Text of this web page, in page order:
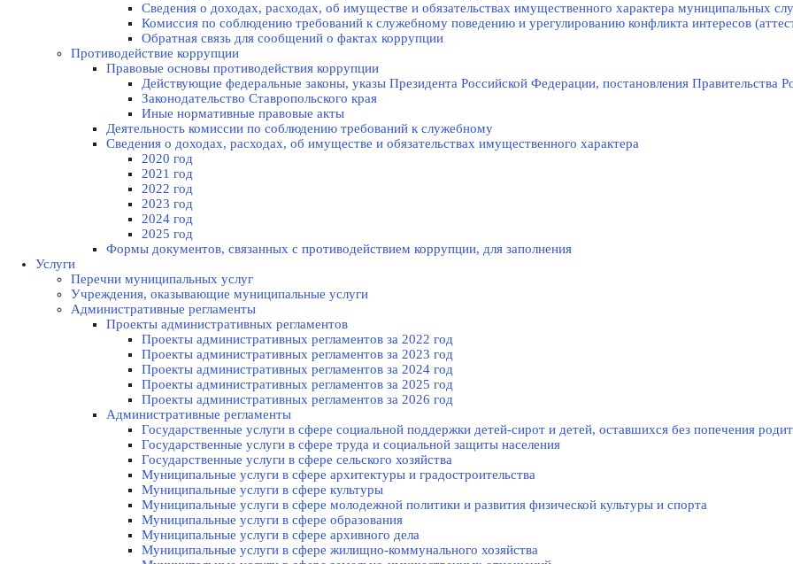
Сведения о доходах, расходах, об имуществе и обязательствах имущественного характера муниципальных
Комиссия по соблюдению требований к служебному поведению и урегулированию конфликта интересов
Обратная связь для сообщений о фактах коррупции
Противодействие коррупции
Правовые основы противодействия коррупции
Действующие федеральные законы, указы Президента Российской Федерации, постановления Правительства
Законодательство Ставропольского края
Иные нормативные правовые акты
Деятельность комиссии по соблюдению требований к служебному
Сведения о доходах, расходах, об имуществе и обязательствах имущественного характера
2020 год
2021 год
2022 год
2023 год
2024 год
2025 год
Формы документов, связанных с противодействием коррупции, для заполнения
Услуги
Перечни муниципальных услуг
Учреждения, оказывающие муниципальные услуги
Административные регламенты
Проекты административных регламентов
Проекты административных регламентов за 2022 год
Проекты административных регламентов за 2023 год
Проекты административных регламентов за 2024 год
Проекты административных регламентов за 2025 год
Проекты административных регламентов за 2026 год
Административные регламенты
Государственные услуги в сфере социальной поддержки детей-сирот и детей, оставшихся без попечения
Государственные услуги в сфере труда и социальной защиты населения
Государственные услуги в сфере сельского хозяйства
Муниципальные услуги в сфере архитектуры и градостроительства
Муниципальные услуги в сфере культуры
Муниципальные услуги в сфере молодежной политики и развития физической культуры и спорта
Муниципальные услуги в сфере образования
Муниципальные услуги в сфере архивного дела
Муниципальные услуги в сфере жилищно-коммунального хозяйства